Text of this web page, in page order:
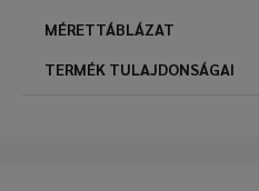
MÉRETTÁBLÁZAT
TERMÉK TULAJDONSÁGAI